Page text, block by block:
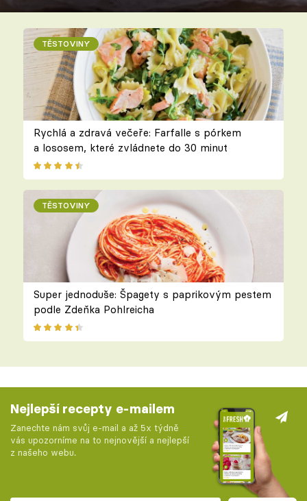
TĚSTOVINY
Rychlá a zdravá večeře: Farfalle s pórkem
a lososem, které zvládnete do 30 minut
TĚSTOVINY
Super jednoduše: Špagety s paprikovým pestem
podle Zdeňka Pohlreicha
Nejlepší recepty e-mailem
Zanechte nám svůj e-mail a až 5x týdně
vás upozorníme na to nejnovější a nejlepší
z našeho webu.